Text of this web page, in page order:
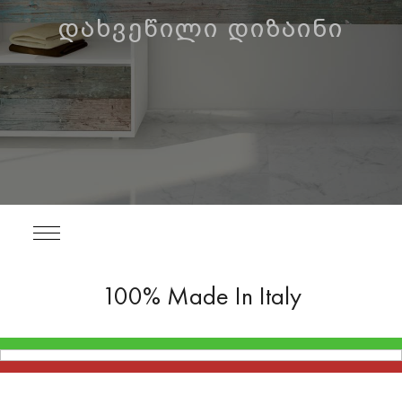
ᲓᲐᲮᲕᲔᲬᲘᲚᲘ ᲓᲘᲖᲐᲘᲜᲘ
100% Made In Italy